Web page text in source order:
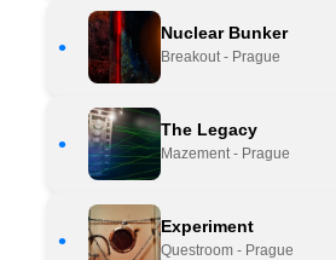
•
Nuclear Bunker
Breakout - Prague
•
The Legacy
Mazement - Prague
•
Experiment
Questroom - Prague